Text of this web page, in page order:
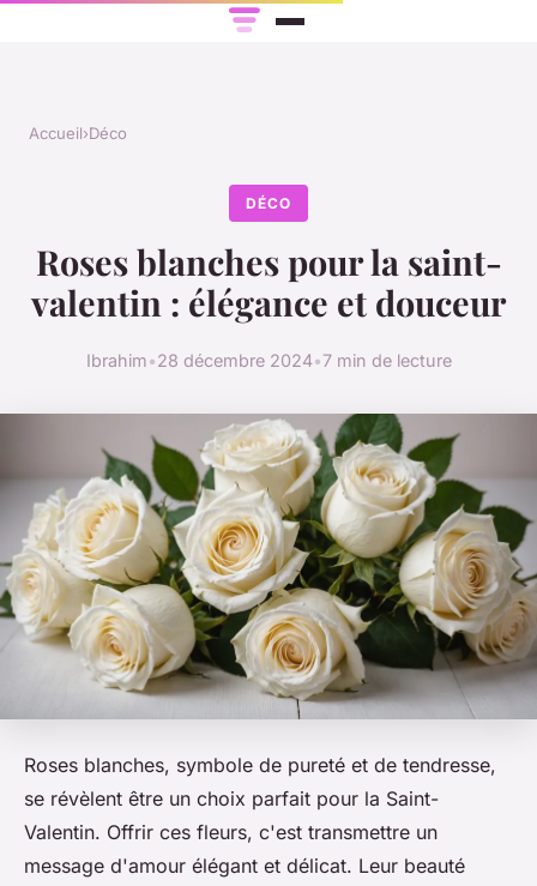
Accueil›Déco
DÉCO
Roses blanches pour la saint-
valentin : élégance et douceur
Ibrahim•28 décembre 2024•7 min de lecture
Roses blanches, symbole de pureté et de tendresse,
se révèlent être un choix parfait pour la Saint-
Valentin. Offrir ces fleurs, c'est transmettre un
message d'amour élégant et délicat. Leur beauté